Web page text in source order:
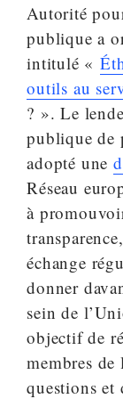
Autorité
publique a
intitulé «
outils au
? ». Le
publique de
adopté une
Réseau
à
échange
donner
sein de
objectif de
membres de
questions